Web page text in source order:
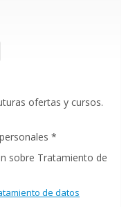
ofertas y cursos.
*
sobre Tratamiento de
de datos